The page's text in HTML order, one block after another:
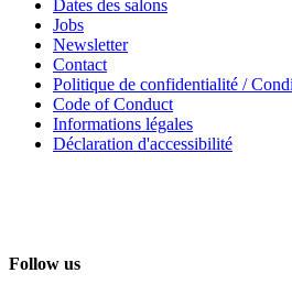
Dates des salons
Jobs
Newsletter
Contact
Politique de confidentialité /
Code of Conduct
Informations légales
Déclaration d'accessibilité
Follow us